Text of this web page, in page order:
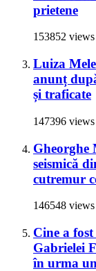
prietene
153852 views
Luiza
anunț
și traficate
147396 views
Gheorghe
seismică
cutremur
146548 views
Cine a
Gabrielei
în urma